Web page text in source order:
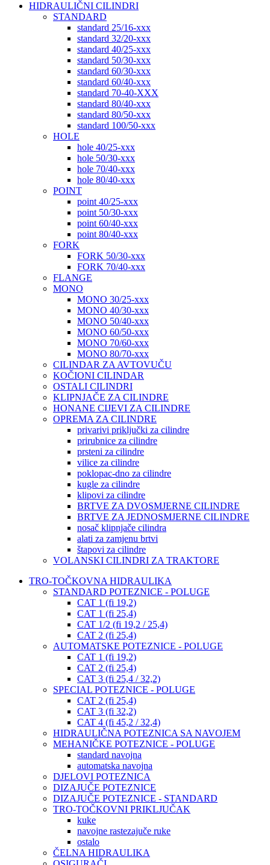
HIDRAULIČNI CILINDRI
STANDARD
standard 25/16-xxx
standard 32/20-xxx
standard 40/25-xxx
standard 50/30-xxx
standard 60/30-xxx
standard 60/40-xxx
standard 70-40-XXX
standard 80/40-xxx
standard 80/50-xxx
standard 100/50-xxx
HOLE
hole 40/25-xxx
hole 50/30-xxx
hole 70/40-xxx
hole 80/40-xxx
POINT
point 40/25-xxx
point 50/30-xxx
point 60/40-xxx
point 80/40-xxx
FORK
FORK 50/30-xxx
FORK 70/40-xxx
FLANGE
MONO
MONO 30/25-xxx
MONO 40/30-xxx
MONO 50/40-xxx
MONO 60/50-xxx
MONO 70/60-xxx
MONO 80/70-xxx
CILINDAR ZA AVTOVUČU
KOČIONI CILINDAR
OSTALI CILINDRI
KLIPNJAČE ZA CILINDRE
HONANE CIJEVI ZA CILINDRE
OPREMA ZA CILINDRE
privarivi priključki za cilindre
prirubnice za cilindre
prsteni za cilindre
vilice za cilindre
poklopac-dno za cilindre
kugle za cilindre
klipovi za cilindre
BRTVE ZA DVOSMJERNE CILINDRE
BRTVE ZA JEDNOSMJERNE CILINDRE
nosač klipnjače cilindra
alati za zamjenu brtvi
štapovi za cilindre
VOLANSKI CILINDRI ZA TRAKTORE
TRO-TOČKOVNA HIDRAULIKA
STANDARD POTEZNICE - POLUGE
CAT 1 (fi 19,2)
CAT 1 (fi 25,4)
CAT 1/2 (fi 19,2 / 25,4)
CAT 2 (fi 25,4)
AUTOMATSKE POTEZNICE - POLUGE
CAT 1 (fi 19,2)
CAT 2 (fi 25,4)
CAT 3 (fi 25,4 / 32,2)
SPECIAL POTEZNICE - POLUGE
CAT 2 (fi 25,4)
CAT 3 (fi 32,2)
CAT 4 (fi 45,2 / 32,4)
HIDRAULIČNA POTEZNICA SA NAVOJEM
MEHANIČKE POTEZNICE - POLUGE
standard navojna
automatska navojna
DJELOVI POTEZNICA
DIZAJUČE POTEZNICE
DIZAJUČE POTEZNICE - STANDARD
TRO-TOČKOVNI PRIKLJUČAK
kuke
navojne rastezajuče ruke
ostalo
ČELNA HIDRAULIKA